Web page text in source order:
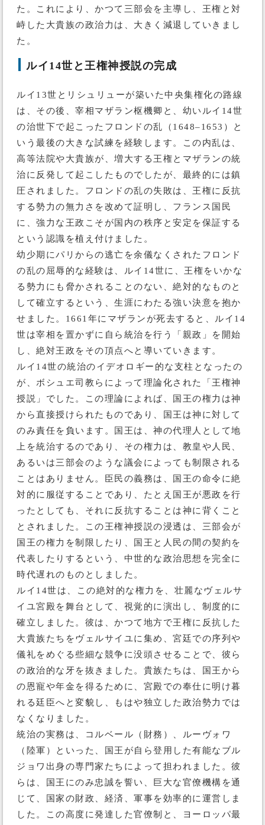
た。これにより、かつて三部会を主導し、王権と対
峙した大貴族の政治力は、大きく減退していきまし
た。
ルイ14世と王権神授説の完成
ルイ13世とリシュリューが築いた中央集権化の路線
は、その後、宰相マザラン枢機卿と、幼いルイ14世
の治世下で起こったフロンドの乱（1648–1653）と
いう最後の大きな試練を経験します。この内乱は、
高等法院や大貴族が、増大する王権とマザランの統
治に反発して起こしたものでしたが、最終的には鎮
圧されました。フロンドの乱の失敗は、王権に反抗
する勢力の無力さを改めて証明し、フランス国民
に、強力な王政こそが国内の秩序と安定を保証する
という認識を植え付けました。
幼少期にパリからの逃亡を余儀なくされたフロンド
の乱の屈辱的な経験は、ルイ14世に、王権をいかな
る勢力にも脅かされることのない、絶対的なものと
して確立するという、生涯にわたる強い決意を抱か
せました。1661年にマザランが死去すると、ルイ14
世は宰相を置かずに自ら統治を行う「親政」を開始
し、絶対王政をその頂点へと導いていきます。
ルイ14世の統治のイデオロギー的な支柱となったの
が、ボシュエ司教らによって理論化された「王権神
授説」でした。この理論によれば、国王の権力は神
から直接授けられたものであり、国王は神に対して
のみ責任を負います。国王は、神の代理人として地
上を統治するのであり、その権力は、教皇や人民、
あるいは三部会のような議会によっても制限される
ことはありません。臣民の義務は、国王の命令に絶
対的に服従することであり、たとえ国王が悪政を行
ったとしても、それに反抗することは神に背くこと
とされました。この王権神授説の浸透は、三部会が
国王の権力を制限したり、国王と人民の間の契約を
代表したりするという、中世的な政治思想を完全に
時代遅れのものとしました。
ルイ14世は、この絶対的な権力を、壮麗なヴェルサ
イユ宮殿を舞台として、視覚的に演出し、制度的に
確立しました。彼は、かつて地方で王権に反抗した
大貴族たちをヴェルサイユに集め、宮廷での序列や
儀礼をめぐる些細な競争に没頭させることで、彼ら
の政治的な牙を抜きました。貴族たちは、国王から
の恩寵や年金を得るために、宮殿での奉仕に明け暮
れる廷臣へと変貌し、もはや独立した政治勢力では
なくなりました。
統治の実務は、コルベール（財務）、ルーヴォワ
（陸軍）といった、国王が自ら登用した有能なブル
ジョワ出身の専門家たちによって担われました。彼
らは、国王にのみ忠誠を誓い、巨大な官僚機構を通
じて、国家の財政、経済、軍事を効率的に運営しま
した。この高度に発達した官僚制と、ヨーロッパ最